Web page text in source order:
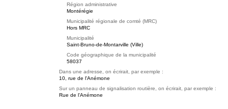
Région administrative
Montérégie
Municipalité régionale de comté (MRC)
Hors MRC
Municipalité
Saint-Bruno-de-Montarville (Ville)
Code géographique de la municipalité
58037
Dans une adresse, on écrirait, par exemple :
10, rue de l'Anémone
Sur un panneau de signalisation routière, on écrirait, par exemple :
Rue de l'Anémone